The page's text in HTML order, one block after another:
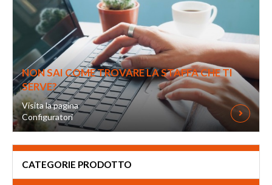
NON SAI COME TROVARE LA STAFFA CHE TI
SERVE?
Visita la pagina
Configuratori
CATEGORIE PRODOTTO